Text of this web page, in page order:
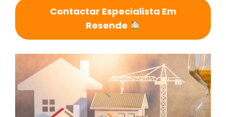
Contactar Especialista Em
Resende